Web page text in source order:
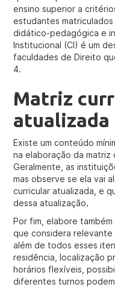
ensino superior a
estudantes matriculados
didático-pedagógica e
Institucional (CI) é um
faculdades de Direito
4.
Matriz
atualizada
Existe um conteúdo
na elaboração da matriz
Geralmente, as
mas observe se ela vai
curricular atualizada, e
dessa atualização.
Por fim, elabore
que considera relevante
além de todos esses
residência, localização
horários flexíveis,
diferentes turnos